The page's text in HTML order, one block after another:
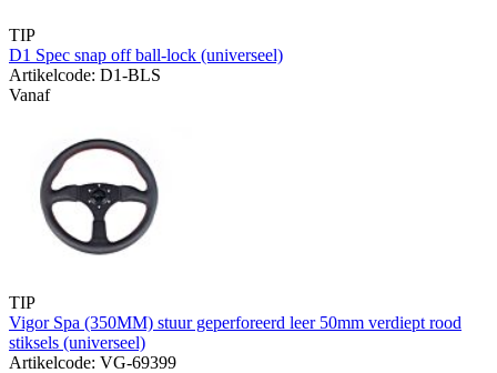
TIP
D1 Spec snap off ball-lock (universeel)
Artikelcode: D1-BLS
Vanaf
TIP
Vigor Spa (350MM) stuur geperforeerd leer 50mm verdiept rood
stiksels (universeel)
Artikelcode: VG-69399